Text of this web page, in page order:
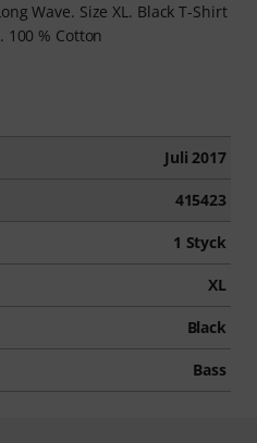
Wave. Size XL. Black T-Shirt
% Cotton
Juli 2017
415423
1 Styck
XL
Black
Bass